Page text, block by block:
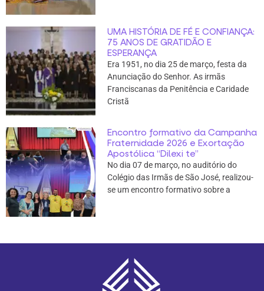
UMA HISTÓRIA DE FÉ E CONFIANÇA:
75 ANOS DE GRATIDÃO E
ESPERANÇA
Era 1951, no dia 25 de março, festa da
Anunciação do Senhor. As irmãs
Franciscanas da Penitência e Caridade
Cristã
Encontro formativo da Campanha
Fraternidade 2026 e Exortação
Apostólica “Dilexi te”
No dia 07 de março, no auditório do
Colégio das Irmãs de São José, realizou-
se um encontro formativo sobre a